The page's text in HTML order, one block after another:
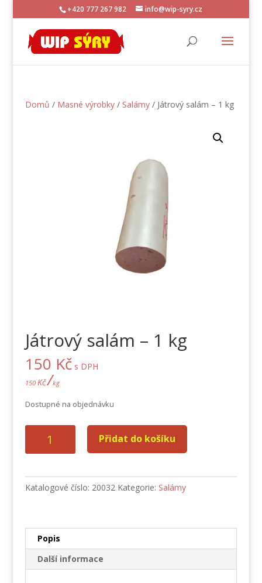
+420 777 267 982 info@wip-syry.cz
Domů / Masné výrobky/ Salámy/ Játrový salám – 1 kg
Játrový salám – 1 kg
150 Kč s DPH
150 Kč/kg
Dostupné na objednávku
kg
Přidat do košíku
Katalogové číslo: 20032 Kategorie: Salámy
Popis
Další informace